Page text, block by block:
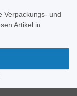
Verpackungs- und
Artikel in